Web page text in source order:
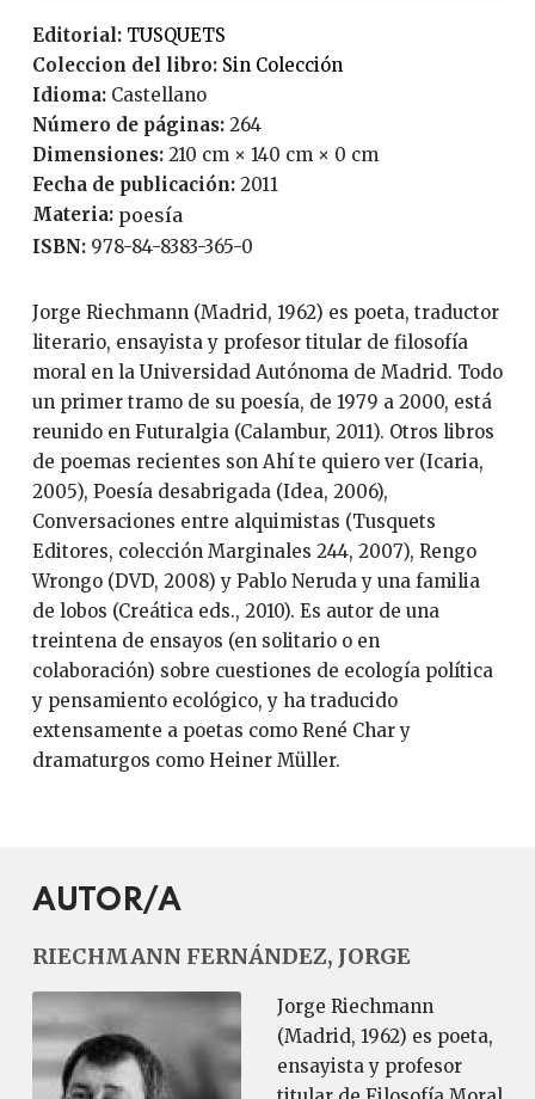
Editorial:
TUSQUETS
Coleccion del libro:
Sin Colección
Idioma:
Castellano
Número de páginas:
264
Dimensiones: 210 cm × 140 cm × 0 cm
Fecha de publicación:
2011
Materia: poesía
ISBN: 978-84-8383-365-0
Jorge Riechmann (Madrid, 1962) es poeta, traductor
literario, ensayista y profesor titular de filosofía
moral en la Universidad Autónoma de Madrid. Todo
un primer tramo de su poesía, de 1979 a 2000, está
reunido en Futuralgia (Calambur, 2011). Otros libros
de poemas recientes son Ahí te quiero ver (Icaria,
2005), Poesía desabrigada (Idea, 2006),
Conversaciones entre alquimistas (Tusquets
Editores, colección Marginales 244, 2007), Rengo
Wrongo (DVD, 2008) y Pablo Neruda y una familia
de lobos (Creática eds., 2010). Es autor de una
treintena de ensayos (en solitario o en
colaboración) sobre cuestiones de ecología política
y pensamiento ecológico, y ha traducido
extensamente a poetas como René Char y
dramaturgos como Heiner Müller.
AUTOR/A
RIECHMANN FERNÁNDEZ, JORGE
Jorge Riechmann
(Madrid, 1962) es poeta,
ensayista y profesor